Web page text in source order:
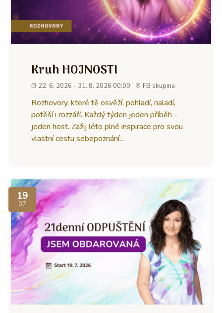
Kruh HOJNOSTI
22. 6. 2026 - 31. 8. 2026 00:00 FB skupina
Rozhovory, které tě osvěží, pohladí, naladí,
potěší i rozzáří. Každý týden jeden příběh –
jeden host. Zažij léto plné inspirace pro svou
vlastní cestu sebepoznání...
19
07